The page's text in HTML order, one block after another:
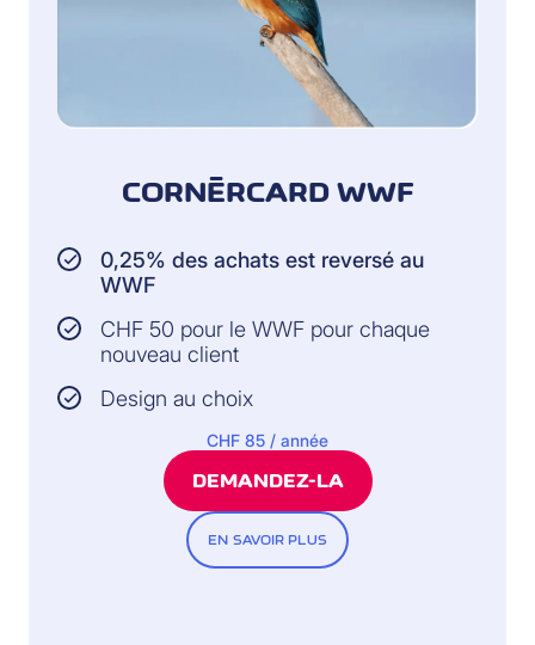
CORNÈRCARD WWF
0,25% des achats est reversé au
WWF
CHF 50 pour le WWF pour chaque
nouveau client
Design au choix
CHF 85 / année
DEMANDEZ-LA
EN SAVOIR PLUS